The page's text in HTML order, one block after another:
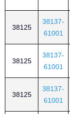
38125
38137-
61001
38125
38137-
61001
38125
38137-
61001